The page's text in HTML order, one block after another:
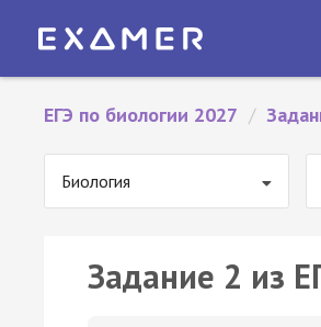
ЕГЭ по биологии 2027 /
Биология
Задание 2 из